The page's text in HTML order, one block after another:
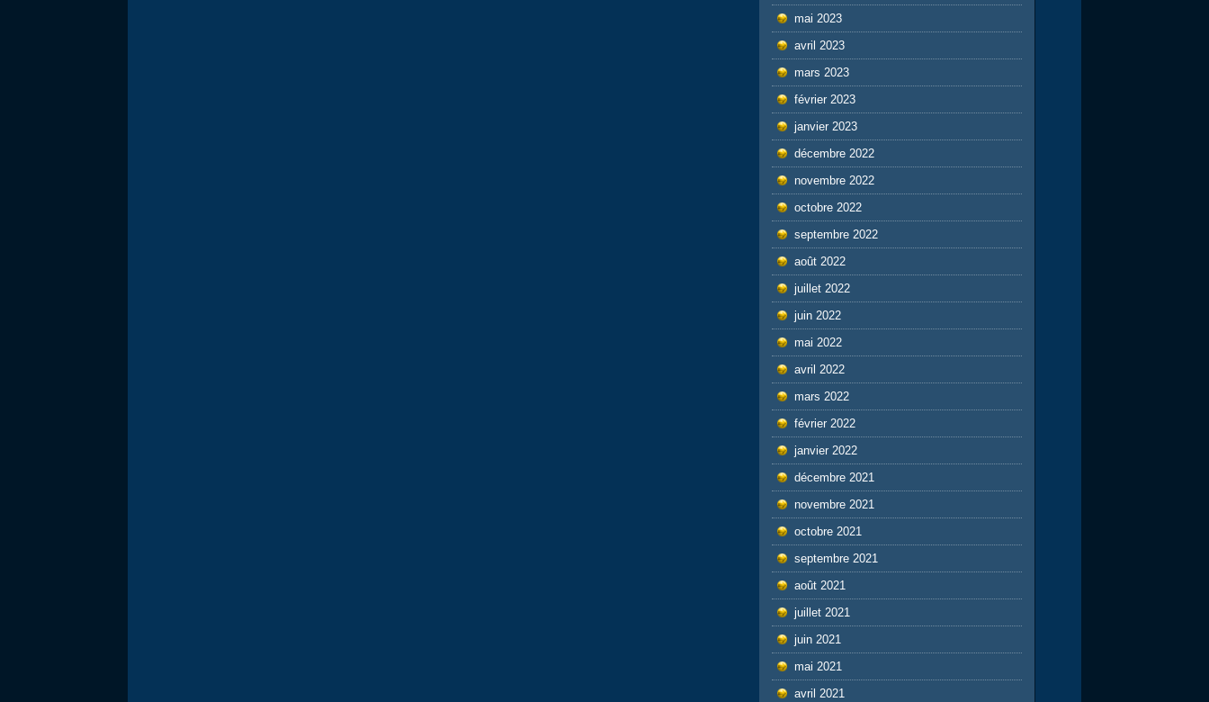
mai 2023
avril 2023
mars 2023
février 2023
janvier 2023
décembre 2022
novembre 2022
octobre 2022
septembre 2022
août 2022
juillet 2022
juin 2022
mai 2022
avril 2022
mars 2022
février 2022
janvier 2022
décembre 2021
novembre 2021
octobre 2021
septembre 2021
août 2021
juillet 2021
juin 2021
mai 2021
avril 2021